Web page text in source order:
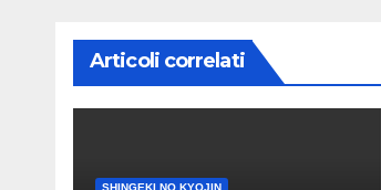
Articoli correlati